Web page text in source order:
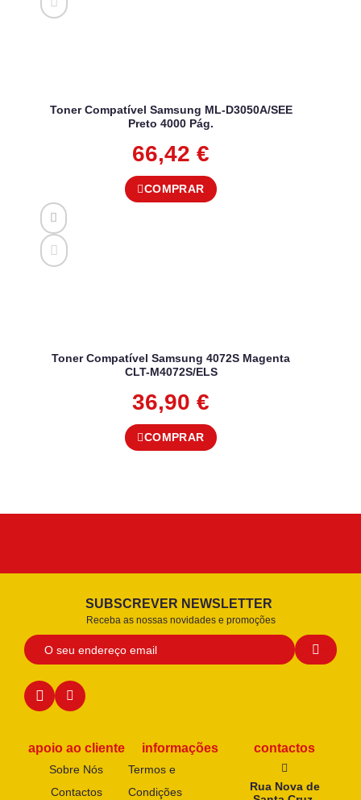
Toner Compatível Samsung ML-D3050A/SEE
Preto 4000 Pág.
66,42 €
COMPRAR
Toner Compatível Samsung 4072S Magenta
CLT-M4072S/ELS
36,90 €
COMPRAR
SUBSCREVER NEWSLETTER
Receba as nossas novidades e promoções
apoio ao cliente
Sobre Nós
Contactos
informações
Termos e
Condições
contactos
Rua Nova de